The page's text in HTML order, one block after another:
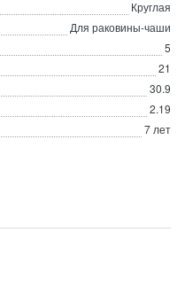
Круглая
Для раковины-чаши
5
21
30.9
2.19
7 лет